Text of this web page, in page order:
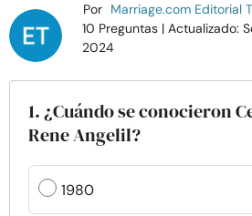
Relaciones
Familia
Ayuda
Cursos
Por Marriage.com Editorial
10 Preguntas | Actualizado:
2024
1. ¿Cuándo se conocieron
Rene Angelil?
1980